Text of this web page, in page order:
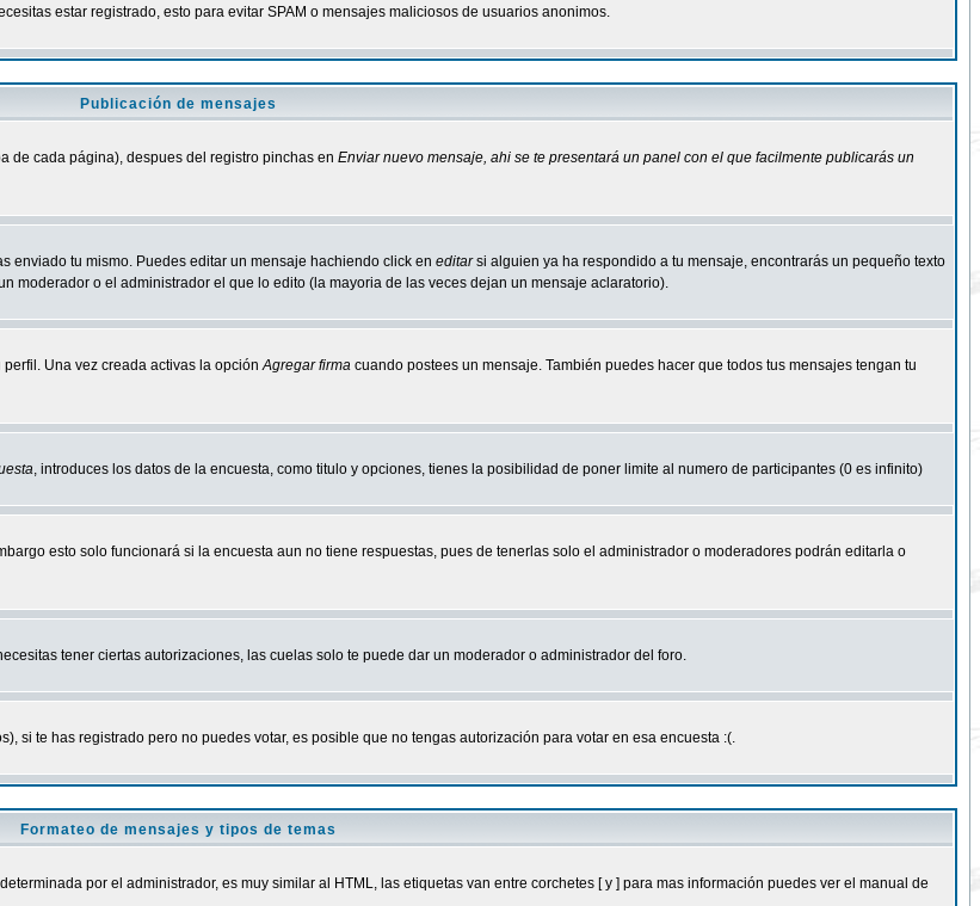
estar registrado, esto para evitar SPAM o mensajes maliciosos de usuarios anonimos.
Publicación de mensajes
de cada página), despues del registro pinchas en Enviar nuevo mensaje, ahi se te presentará un panel con el que facilmente publicarás un
enviado tu mismo. Puedes editar un mensaje hachiendo click en editarsi alguien ya ha respondido a tu mensaje, encontrarás un pequeño texto
moderador o el administrador el que lo edito (la mayoria de las veces dejan un mensaje aclaratorio).
perfil. Una vez creada activas la opciónAgregar firma cuando postees un mensaje. También puedes hacer que todos tus mensajes tengan tu
, introduces los datos de la encuesta, como titulo y opciones, tienes la posibilidad de poner limite al numero de participantes (0 es infinito)
esto solo funcionará si la encuesta aun no tiene respuestas, pues de tenerlas solo el administrador o moderadores podrán editarla o
tener ciertas autorizaciones, las cuelas solo te puede dar un moderador o administrador del foro.
si te has registrado pero no puedes votar, es posible que no tengas autorización para votar en esa encuesta :(.
Formateo de mensajes y tipos de temas
por el administrador, es muy similar al HTML, las etiquetas van entre corchetes [ y ] para mas información puedes ver el manual de